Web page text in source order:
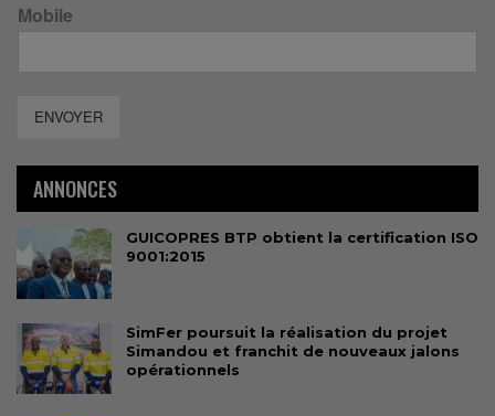
Mobile
ENVOYER
ANNONCES
GUICOPRES BTP obtient la certification ISO
9001:2015
SimFer poursuit la réalisation du projet
Simandou et franchit de nouveaux jalons
opérationnels